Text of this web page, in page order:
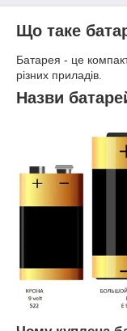
Що таке
Батарея - це
різних приладів.
Назви